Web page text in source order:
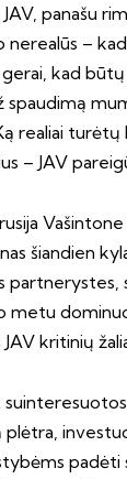
panašu
–
gerai, kad
spaudimą
realiai
– JAV
šiandien
partnerystes,
metu
kritinių
plėtra,
padėti